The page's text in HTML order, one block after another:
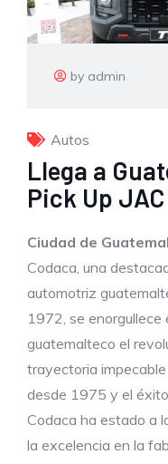
by admin
Autos
Llega a
Pick Up
Ciudad de
Codaca, una
automotriz
1972, se enorgullece
guatemalteco el
trayectoria
desde 1975 y el
Codaca ha estado a
la excelencia en la